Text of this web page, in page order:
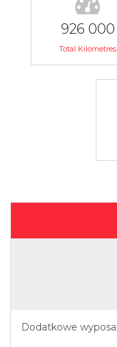
926 000
Total Kilometres
Dodatkowe